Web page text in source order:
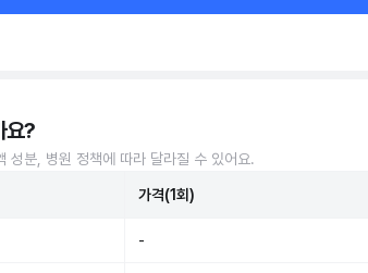
요?
성분, 병원 정책에 따라 달라질 수 있어요.
가격(1회)
-